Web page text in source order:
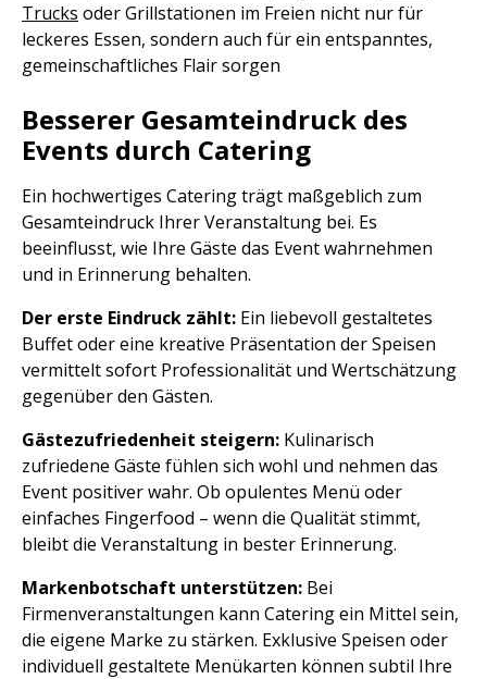
Trucks oder Grillstationen im Freien nicht nur für
leckeres Essen, sondern auch für ein entspanntes,
gemeinschaftliches Flair sorgen
Besserer Gesamteindruck des
Events durch Catering
Ein hochwertiges Catering trägt maßgeblich zum
Gesamteindruck Ihrer Veranstaltung bei. Es
beeinflusst, wie Ihre Gäste das Event wahrnehmen
und in Erinnerung behalten.
Der erste Eindruck zählt: Ein liebevoll gestaltetes
Buffet oder eine kreative Präsentation der Speisen
vermittelt sofort Professionalität und Wertschätzung
gegenüber den Gästen.
Gästezufriedenheit steigern: Kulinarisch
zufriedene Gäste fühlen sich wohl und nehmen das
Event positiver wahr. Ob opulentes Menü oder
einfaches Fingerfood – wenn die Qualität stimmt,
bleibt die Veranstaltung in bester Erinnerung.
Markenbotschaft unterstützen: Bei
Firmenveranstaltungen kann Catering ein Mittel sein,
die eigene Marke zu stärken. Exklusive Speisen oder
individuell gestaltete Menükarten können subtil Ihre